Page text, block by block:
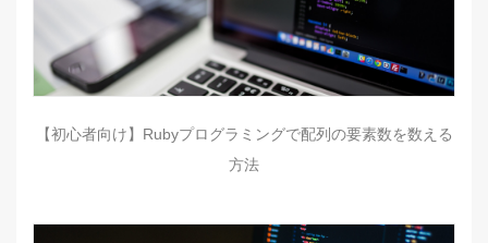
【初心者向け】Rubyプログラミングで配列の要素数を数える
方法